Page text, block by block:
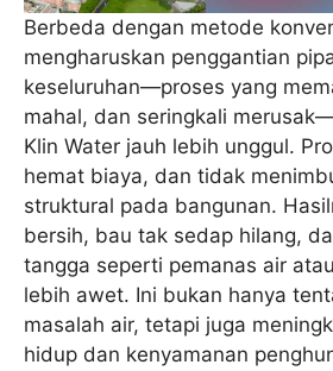
Berbeda dengan metode
mengharuskan penggantian
keseluruhan—proses yang
mahal, dan seringkali
Klin Water jauh lebih unggul.
hemat biaya, dan tidak
struktural pada bangunan.
bersih, bau tak sedap hilang,
tangga seperti pemanas air
lebih awet. Ini bukan hanya
masalah air, tetapi juga
hidup dan kenyamanan